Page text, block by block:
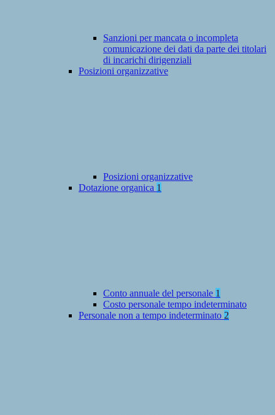
Sanzioni per mancata o incompleta
comunicazione dei dati da parte dei titolari
di incarichi dirigenziali
Posizioni organizzative
Posizioni organizzative
Dotazione organica 1
Conto annuale del personale 1
Costo personale tempo indeterminato
Personale non a tempo indeterminato 2